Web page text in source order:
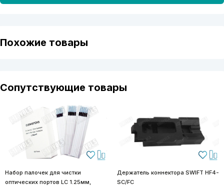
Похожие товары
Сопутствующие товары
Набор палочек для чистки
оптических портов LC 1.25мм,
Держатель коннектора SWIFT HF4-
SC/FC